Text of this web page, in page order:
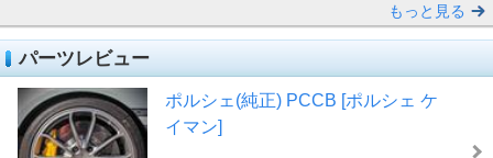
もっと見る
パーツレビュー
ポルシェ(純正) PCCB [ポルシェ ケ
イマン]